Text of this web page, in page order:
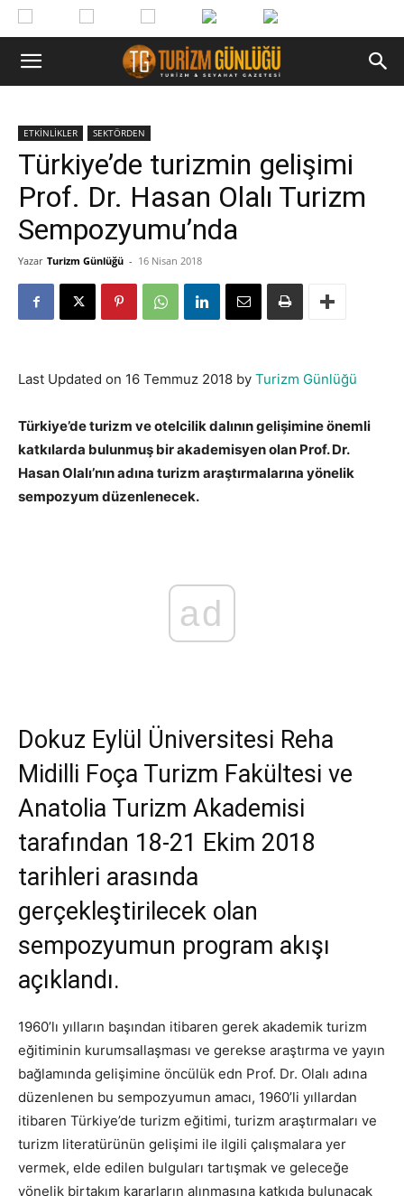
ETKİNLİKLER SEKTÖRDEN
Türkiye’de turizmin gelişimi
Prof. Dr. Hasan Olalı Turizm
Sempozyumu’nda
Yazar Turizm Günlüğü - 16 Nisan 2018
Last Updated on 16 Temmuz 2018 by Turizm Günlüğü
Türkiye’de turizm ve otelcilik dalının gelişimine önemli
katkılarda bulunmuş bir akademisyen olan Prof. Dr.
Hasan Olalı’nın adına turizm araştırmalarına yönelik
sempozyum düzenlenecek.
ad
Dokuz Eylül Üniversitesi Reha
Midilli Foça Turizm Fakültesi ve
Anatolia Turizm Akademisi
tarafından 18-21 Ekim 2018
tarihleri arasında
gerçekleştirilecek olan
sempozyumun program akışı
açıklandı.
1960’lı yılların başından itibaren gerek akademik turizm
eğitiminin kurumsallaşması ve gerekse araştırma ve yayın
bağlamında gelişimine öncülük edn Prof. Dr. Olalı adına
düzenlenen bu sempozyumun amacı, 1960’li yıllardan
itibaren Türkiye’de turizm eğitimi, turizm araştırmaları ve
turizm literatürünün gelişimi ile ilgili çalışmalara yer
vermek, elde edilen bulguları tartışmak ve geleceğe
yönelik birtakım kararların alınmasına katkıda bulunacak